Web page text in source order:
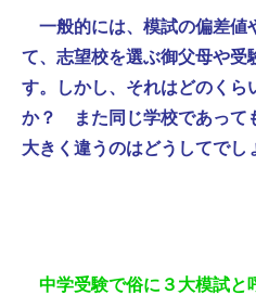
一般的には、模試の偏差値
て、志望校を選ぶ御父母や受
す。しかし、それはどのくら
か？ また同じ学校であって
大きく違うのはどうしてでし
中学受験で俗に３大模試と